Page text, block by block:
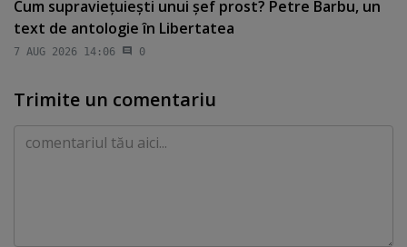
Cum supravieţuieşti unui şef prost? Petre Barbu, un
text de antologie în Libertatea
7 AUG 2026 14:06 0
Trimite un comentariu
Comentariu